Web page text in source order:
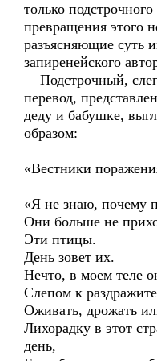
только
превращения этого
разъясняющие суть
запиренейского
Подстрочный,
перевод,
деду и бабушке,
образом:
«Вестники
«Я не знаю, почему
Они больше не
Эти птицы.
День зовет их.
Нечто, в моем теле
Слепом к
Оживать, дрожать
Лихорадку в этот
день,